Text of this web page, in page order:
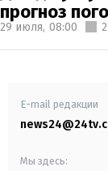
прогноз
29 июля, 08:00
E-mail редакции
Мы здесь: